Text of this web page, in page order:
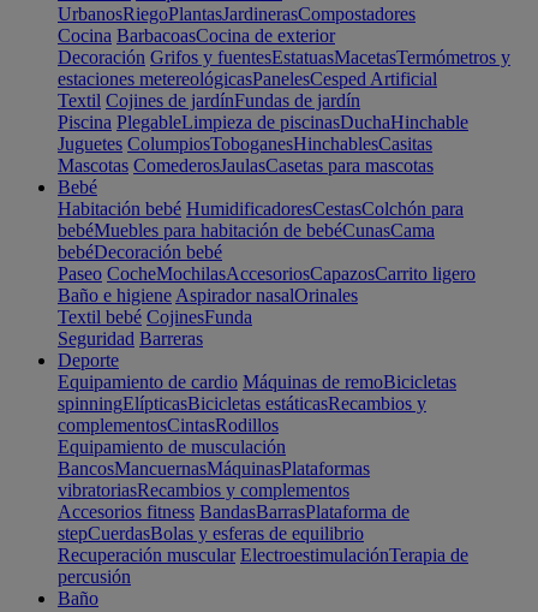
UrbanosRiegoPlantasJardinerasCompostadores
Cocina BarbacoasCocina de exterior
Decoración Grifos y fuentesEstatuasMacetasTermómetros y
estaciones metereológicasPanelesCesped Artificial
Textil Cojines de jardínFundas de jardín
Piscina PlegableLimpieza de piscinasDuchaHinchable
Juguetes ColumpiosToboganesHinchablesCasitas
Mascotas ComederosJaulasCasetas para mascotas
Bebé
Habitación bebé HumidificadoresCestasColchón para
bebéMuebles para habitación de bebéCunasCama
bebéDecoración bebé
Paseo CocheMochilasAccesoriosCapazosCarrito ligero
Baño e higiene Aspirador nasalOrinales
Textil bebé CojinesFunda
Seguridad Barreras
Deporte
Equipamiento de cardio Máquinas de remoBicicletas
spinningElípticasBicicletas estáticasRecambios y
complementosCintasRodillos
Equipamiento de musculación
BancosMancuernasMáquinasPlataformas
vibratoriasRecambios y complementos
Accesorios fitness BandasBarrasPlataforma de
stepCuerdasBolas y esferas de equilibrio
Recuperación muscular ElectroestimulaciónTerapia de
percusión
Baño